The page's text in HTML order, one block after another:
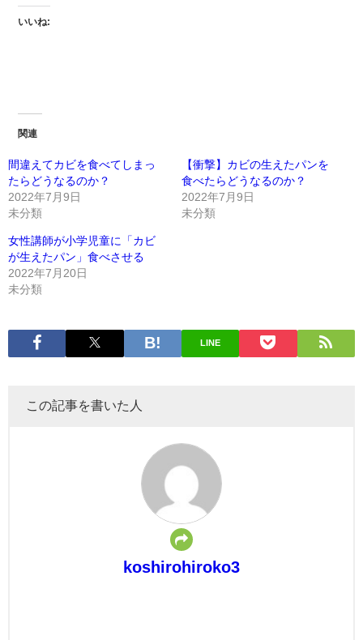
いいね:
関連
間違えてカビを食べてしまっ
たらどうなるのか？
2022年7月9日
未分類
【衝撃】カビの生えたパンを
食べたらどうなるのか？
2022年7月9日
未分類
女性講師が小学児童に「カビ
が生えたパン」食べさせる
2022年7月20日
未分類
LINE
この記事を書いた人
koshirohiroko3